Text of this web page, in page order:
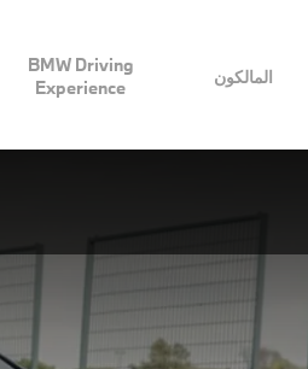
المالكون
BMW Driving
Experience